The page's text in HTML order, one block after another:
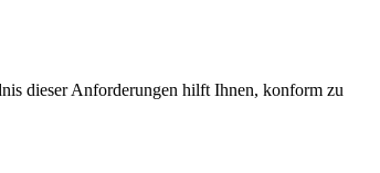
dieser Anforderungen hilft Ihnen, konform zu